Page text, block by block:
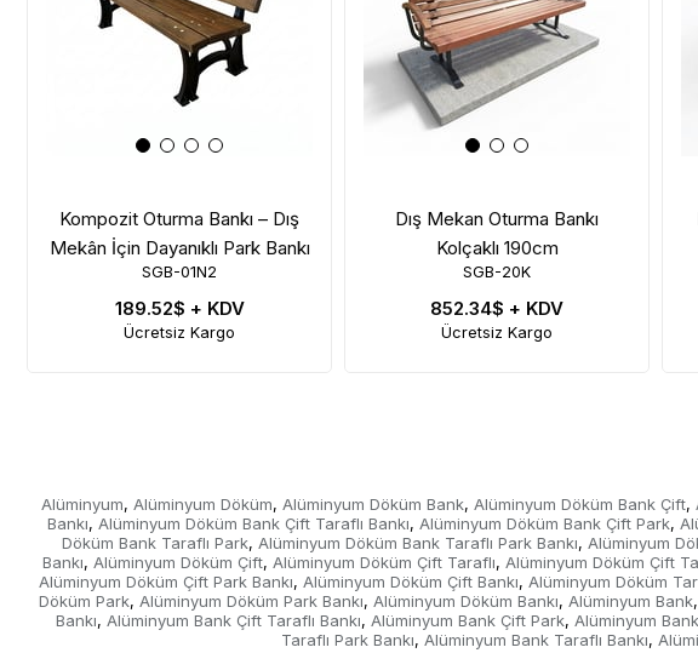
Kompozit Oturma Bankı – Dış
Mekân İçin Dayanıklı Park Bankı
SGB-01N2
189.52$ + KDV
Ücretsiz Kargo
Dış Mekan Oturma Bankı
Kolçaklı 190cm
SGB-20K
852.34$ + KDV
Ücretsiz Kargo
Alüminyum, Alüminyum Döküm, Alüminyum Döküm Bank, Alüminyum Döküm Bank Çift,
Bankı, Alüminyum Döküm Bank Çift Taraflı Bankı, Alüminyum Döküm Bank Çift Park,
Döküm Bank Taraflı Park, Alüminyum Döküm Bank Taraflı Park Bankı, Alüminyum
Bankı, Alüminyum Döküm Çift, Alüminyum Döküm Çift Taraflı, Alüminyum Döküm Çift
Alüminyum Döküm Çift Park Bankı, Alüminyum Döküm Çift Bankı, Alüminyum Döküm
Döküm Park, Alüminyum Döküm Park Bankı, Alüminyum Döküm Bankı, Alüminyum Bank,
Bankı, Alüminyum Bank Çift Taraflı Bankı, Alüminyum Bank Çift Park, Alüminyum
Taraflı Park Bankı, Alüminyum Bank Taraflı Bankı,